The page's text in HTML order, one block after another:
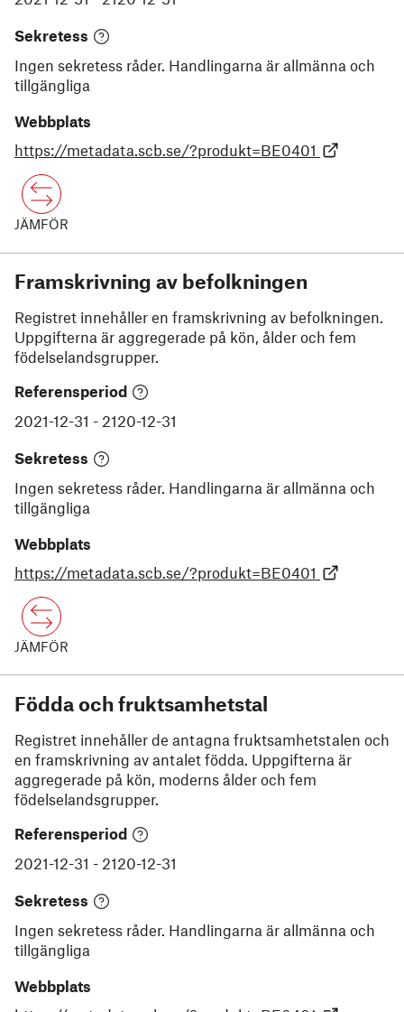
Sekretess
Ingen sekretess råder. Handlingarna är allmänna och
tillgängliga
Webbplats
https://metadata.scb.se/?produkt=BE0401
JÄMFÖR
Framskrivning av befolkningen
Registret innehåller en framskrivning av befolkningen.
Uppgifterna är aggregerade på kön, ålder och fem
födelselandsgrupper.
Referensperiod
2021-12-31 - 2120-12-31
Sekretess
Ingen sekretess råder. Handlingarna är allmänna och
tillgängliga
Webbplats
https://metadata.scb.se/?produkt=BE0401
JÄMFÖR
Födda och fruktsamhetstal
Registret innehåller de antagna fruktsamhetstalen och
en framskrivning av antalet födda. Uppgifterna är
aggregerade på kön, moderns ålder och fem
födelselandsgrupper.
Referensperiod
2021-12-31 - 2120-12-31
Sekretess
Ingen sekretess råder. Handlingarna är allmänna och
tillgängliga
Webbplats